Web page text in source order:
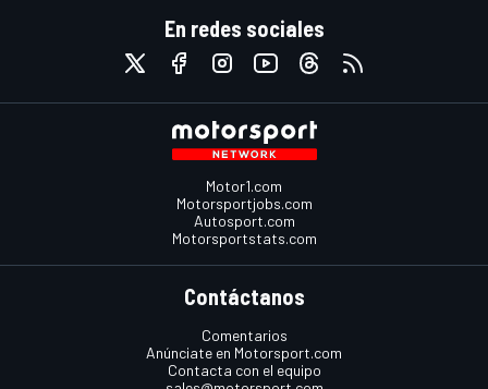
En redes sociales
Motor1.com
Motorsportjobs.com
Autosport.com
Motorsportstats.com
Contáctanos
Comentarios
Anúnciate en Motorsport.com
Contacta con el equipo